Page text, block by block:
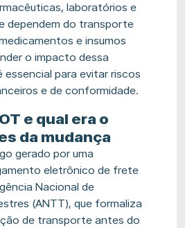
laboratórios e
dependem do transporte
e insumos
o impacto dessa
essencial para evitar riscos
e de conformidade.
e qual era o
da mudança
gerado por uma
eletrônico de frete
Nacional de
(ANTT), que formaliza
de transporte antes do